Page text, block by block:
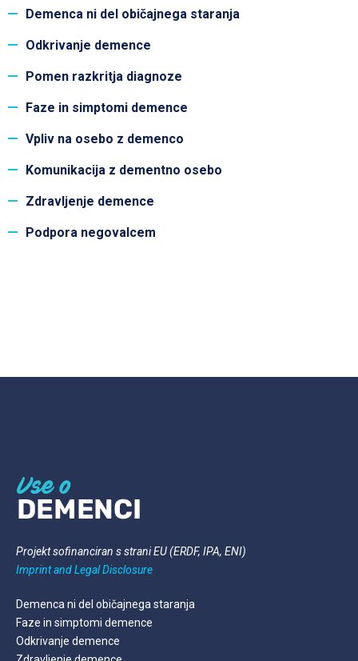
Demenca ni del običajnega staranja
Odkrivanje demence
Pomen razkritja diagnoze
Faze in simptomi demence
Vpliv na osebo z demenco
Komunikacija z dementno osebo
Zdravljenje demence
Podpora negovalcem
Projekt sofinanciran s strani EU (ERDF, IPA, ENI)
Imprint and LegalDisclosure
Demenca ni del običajnega staranja
Faze in simptomi demence
Odkrivanje demence